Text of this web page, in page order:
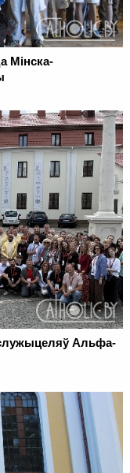
Мінска-
служыцеляў Альфа-